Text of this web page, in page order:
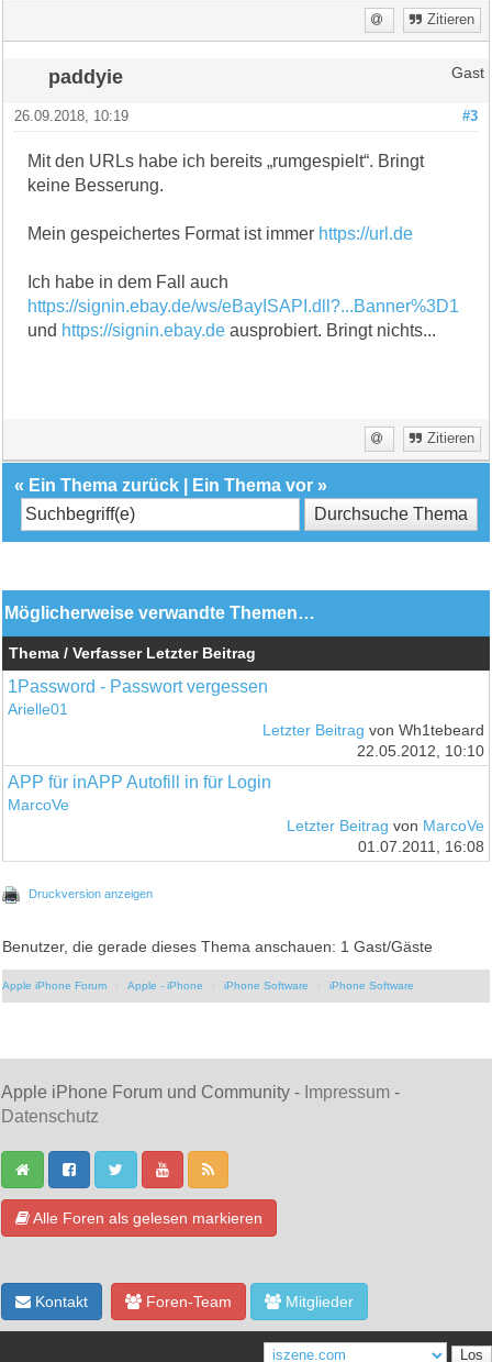
Zitieren
paddyie Gast
#3
26.09.2018, 10:19
Mit den URLs habe ich bereits „rumgespielt“. Bringt
keine Besserung.
Mein gespeichertes Format ist immer https://url.de
Ich habe in dem Fall auch
https://signin.ebay.de/ws/eBayISAPI.dll?...Banner%3D1
und https://signin.ebay.de ausprobiert. Bringt nichts...
Zitieren
« Ein Thema zurück Ein Thema vor »
Möglicherweise verwandte Themen…
Thema / Verfasser Letzter Beitrag
1Password - Passwort vergessen
Arielle01
Letzter Beitrag von Wh1tebeard
22.05.2012, 10:10
APP für inAPP Autofill in für Login
MarcoVe
Letzter Beitrag von MarcoVe
01.07.2011, 16:08
Druckversion anzeigen
Benutzer, die gerade dieses Thema anschauen: 1 Gast/Gäste
Apple iPhone Forum Apple - iPhone iPhone Software iPhone Software
Apple iPhone Forum und Community - Impressum -
Datenschutz
Alle Foren als gelesen markieren
Kontakt Foren-Team Mitglieder